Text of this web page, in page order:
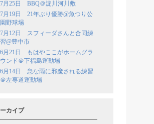
7月25日 BBQ＠淀川河川敷
7月19日 21年ぶり優勝@魚つり公
園野球場
7月12日 スフィーダさんと合同練
習@豊中市
6月21日 もはやここがホームグラ
ウンド＠下福島運動場
6月14日 急な雨に邪魔される練習
＠左専道運動場
カイブ